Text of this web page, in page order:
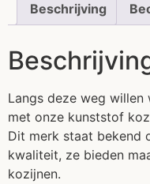
Beschrijving
Langs deze weg willen
met onze kunststof
Dit merk staat bekend
kwaliteit, ze bieden
kozijnen.